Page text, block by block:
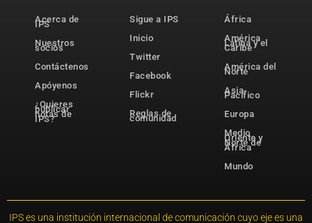
Acerca de
IPS
Nuestros
socios
Contáctenos
Apóyenos
¿Quieres
publicar
notas de
IPS?
Sigue a IPS
Inicio
Twitter
Facebook
Flickr
Reglas de
comunidad
África
América
Latina y el
Caribe
América del
Norte
Asia-
Pacífico
Europa
Medio
Oriente y
Norte de
África
Mundo
IPS es una institución internacional de comunicación cuyo eje es una